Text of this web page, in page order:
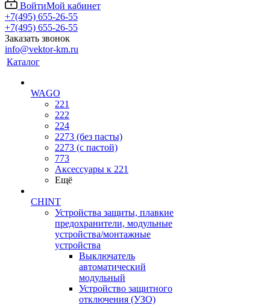
ВойтиМой кабинет
+7(495) 655-26-55
+7(495) 655-26-55
Заказать звонок
info@vektor-km.ru
Каталог
WAGO
221
222
224
2273 (без пасты)
2273 (с пастой)
773
Аксессуары к 221
Ещё
CHINT
Устройства защиты, плавкие
предохранители, модульные
устройства/монтажные
устройства
Выключатель
автоматический
модульный
Устройство защитного
отключения (УЗО)